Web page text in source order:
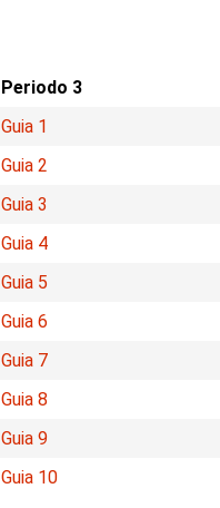
Periodo 3
Guia 1
Guia 2
Guia 3
Guia 4
Guia 5
Guia 6
Guia 7
Guia 8
Guia 9
Guia 10